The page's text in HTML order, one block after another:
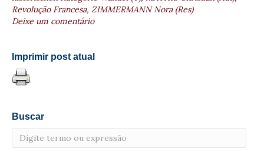
Revolução Francesa, ZIMMERMANN Nora (Res)
Deixe um comentário
Imprimir post atual
Buscar